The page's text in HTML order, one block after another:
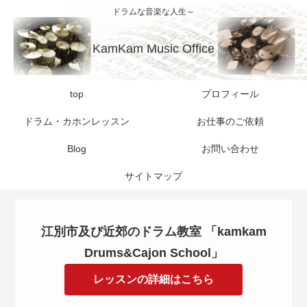
ドラムな音楽な人生～
KamKam Music Office
top プロフィール
ドラム・カホンレッスン お仕事のご依頼
Blog お問い合わせ
サイトマップ
江別市及び近郊のドラム教室 「kamkam
Drums&Cajon School」
レッスンの詳細はこちら